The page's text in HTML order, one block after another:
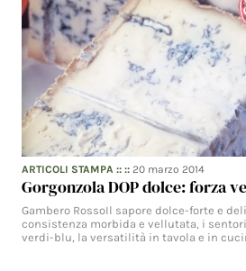
ARTICOLI STAMPA :: ::20 marzo 2014
Gorgonzola DOP dolce: forza
Gambero RossoIl sapore dolce-forte e
consistenza morbida e vellutata, i
verdi-blu, la versatilità in tavola e in